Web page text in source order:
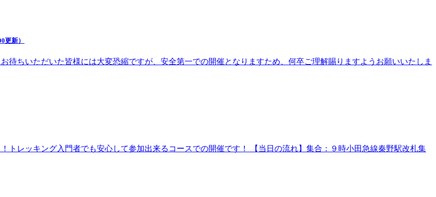
更新）
ちいただいた皆様には大変恐縮ですが、安全第一での開催となりますため、何卒ご理解賜りますようお願いいたしま
トレッキング入門者でも安心して参加出来るコースでの開催です！ 【当日の流れ】集合：９時小田急線秦野駅改札集